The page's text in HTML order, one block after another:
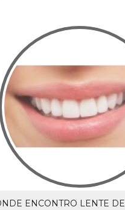
ENCONTRO LENTE DE